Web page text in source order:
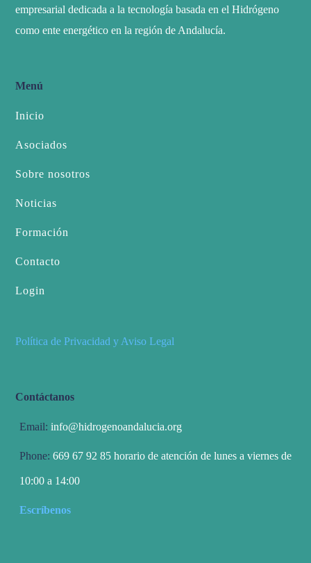
empresarial dedicada a la tecnología basada en el Hidrógeno
como ente energético en la región de Andalucía.
Menú
Inicio
Asociados
Sobre nosotros
Noticias
Formación
Contacto
Login
Política de Privacidad y Aviso Legal
Contáctanos
Email: info@hidrogenoandalucia.org
Phone:669 67 92 85 horario de atención de lunes a viernes de
10:00 a 14:00
Escríbenos